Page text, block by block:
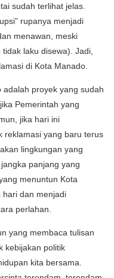
sudah terlihat jelas.
rupanya menjadi
menawan, meski
laku disewa). Jadi,
di Kota Manado.
proyek yang sudah
Pemerintah yang
jika hari ini
reklamasi yang baru terus
lingkungan yang
panjang yang
menuntun Kota
hari dan menjadi
perlahan.
yang membaca tulisan
kebijakan politik
kita bersama.